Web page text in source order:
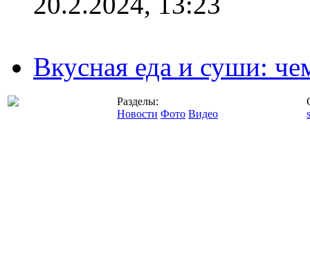
Вкусная еда и суши:
Разделы:
Новости Фото Видео